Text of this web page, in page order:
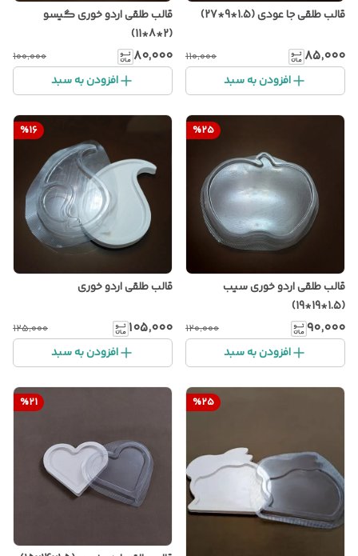
قالب طلقی جا عودی (1.5*9*27)
۸۵٬۰۰۰ ۱۱۰٬۰۰۰
افزودن به سبد
قالب طلقی اردو خوری گیسو
(2*8*11)
۸۰٬۰۰۰ ۱۰۰٬۰۰۰
افزودن به سبد
%25
قالب طلقی اردو خوری سیب
(1.5*19*19)
۹۰٬۰۰۰ ۱۲۰٬۰۰۰
افزودن به سبد
%16
قالب طلقی اردو خوری
۱۰۵٬۰۰۰ ۱۲۵٬۰۰۰
افزودن به سبد
%25
%21